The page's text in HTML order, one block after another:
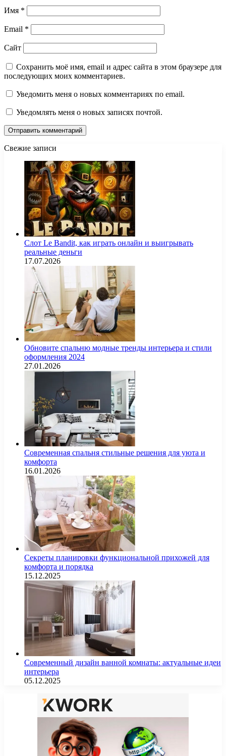
Имя *
Email *
Сайт
Сохранить моё имя, email и адрес сайта в этом браузере для
последующих моих комментариев.
Уведомить меня о новых комментариях по email.
Уведомлять меня о новых записях почтой.
Свежие записи
Слот Le Bandit, как играть онлайн и выигрывать
реальные деньги
17.07.2026
Обновите спальню модные тренды интерьера и стили
оформления 2024
27.01.2026
Современная спальня стильные решения для уюта и
комфорта
16.01.2026
Секреты планировки функциональной прихожей для
комфорта и порядка
15.12.2025
Современный дизайн ванной комнаты: актуальные идеи
интерьера
05.12.2025